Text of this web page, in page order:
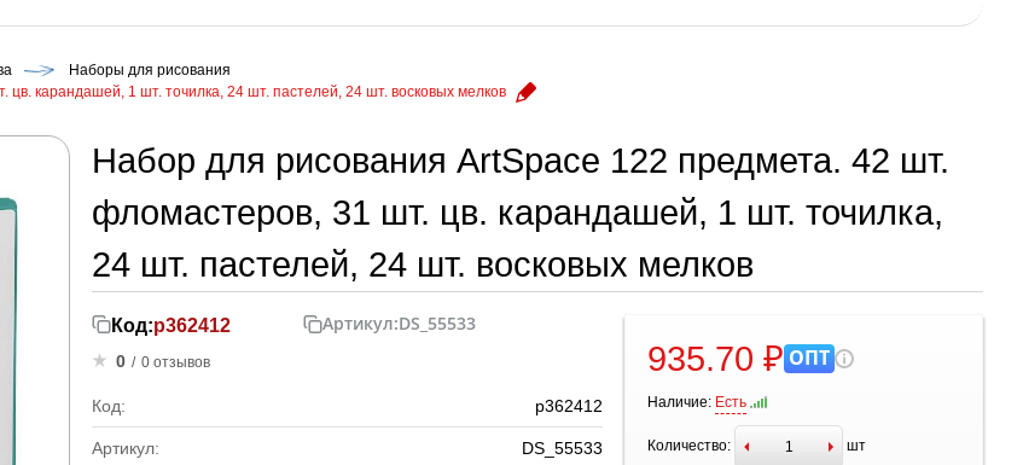
Наборы для рисования
карандашей, 1 шт. точилка, 24 шт. пастелей, 24 шт. восковых мелков
Набор для рисования ArtSpace 122 предмета. 42 шт.
фломастеров, 31 шт. цв. карандашей, 1 шт. точилка,
24 шт. пастелей, 24 шт. восковых мелков
Код:р362412 Артикул:DS_55533
0 / 0 отзывов
Код: р362412
Артикул: DS_55533
935.70 ₽ ОПТ
Наличие: Есть
Количество: шт